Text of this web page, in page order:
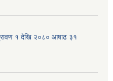
१ देखि २०८० आषाढ ३१